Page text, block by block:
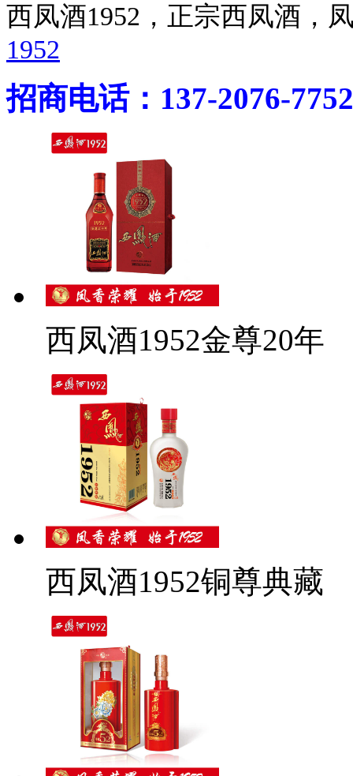
西凤酒1952，正宗西凤酒
1952
招商电话：137-2076-7752
西凤酒1952金尊20年
西凤酒1952铜尊典藏